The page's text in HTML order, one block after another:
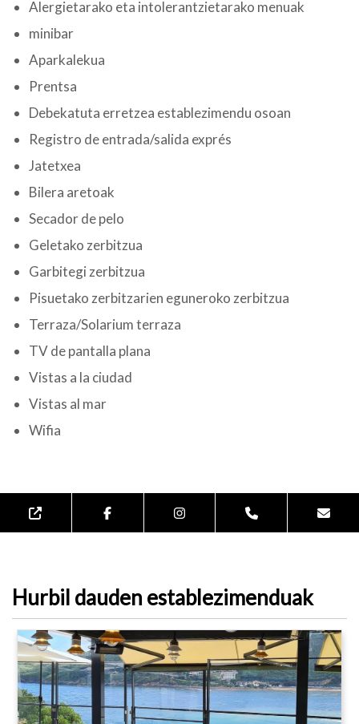
Alergietarako eta intolerantzietarako menuak
minibar
Aparkalekua
Prentsa
Debekatuta erretzea establezimendu osoan
Registro de entrada/salida exprés
Jatetxea
Bilera aretoak
Secador de pelo
Geletako zerbitzua
Garbitegi zerbitzua
Pisuetako zerbitzarien eguneroko zerbitzua
Terraza/Solarium terraza
TV de pantalla plana
Vistas a la ciudad
Vistas al mar
Wifia
Hurbil dauden establezimenduak